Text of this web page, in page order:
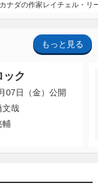
カナダの作家レイチェル・リ
もっと見る
ック
07日（金）公開
文哉
輔